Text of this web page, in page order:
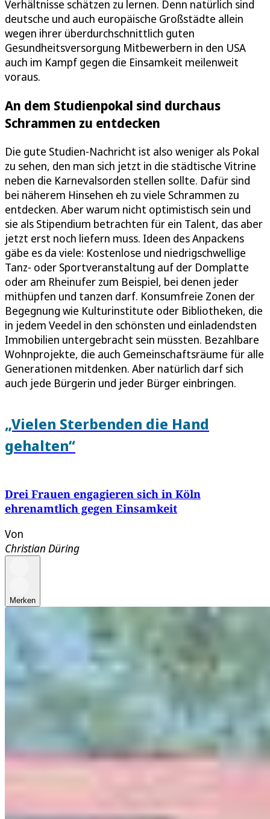
Verhältnisse schätzen zu lernen. Denn natürlich sind
deutsche und auch europäische Großstädte allein
wegen ihrer überdurchschnittlich guten
Gesundheitsversorgung Mitbewerbern in den USA
auch im Kampf gegen die Einsamkeit meilenweit
voraus.
An dem Studienpokal sind durchaus
Schrammen zu entdecken
Die gute Studien-Nachricht ist also weniger als Pokal
zu sehen, den man sich jetzt in die städtische Vitrine
neben die Karnevalsorden stellen sollte. Dafür sind
bei näherem Hinsehen eh zu viele Schrammen zu
entdecken. Aber warum nicht optimistisch sein und
sie als Stipendium betrachten für ein Talent, das aber
jetzt erst noch liefern muss. Ideen des Anpackens
gäbe es da viele: Kostenlose und niedrigschwellige
Tanz- oder Sportveranstaltung auf der Domplatte
oder am Rheinufer zum Beispiel, bei denen jeder
mithüpfen und tanzen darf. Konsumfreie Zonen der
Begegnung wie Kulturinstitute oder Bibliotheken, die
in jedem Veedel in den schönsten und einladendsten
Immobilien untergebracht sein müssten. Bezahlbare
Wohnprojekte, die auch Gemeinschaftsräume für alle
Generationen mitdenken. Aber natürlich darf sich
auch jede Bürgerin und jeder Bürger einbringen.
„Vielen Sterbenden die Hand
gehalten“
Drei Frauen engagieren sich in Köln
ehrenamtlich gegen Einsamkeit
Von
Christian Düring
Merken